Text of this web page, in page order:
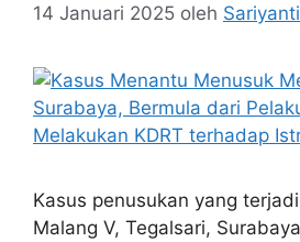
14 Januari 2025 oleh
Kasus penusukan yang
Malang V, Tegalsari,